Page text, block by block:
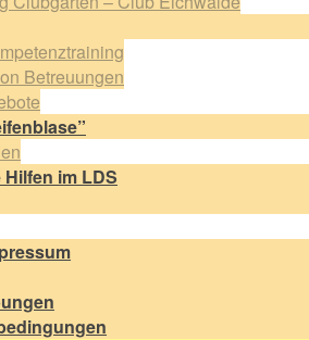
Betreuungen
im LDS